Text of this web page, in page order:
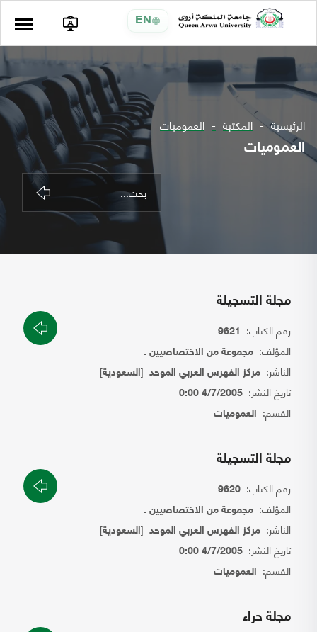
EN
الرئيسية المكتبة العموميات
العموميات
مجلة التسجيلة
رقم الكتاب: 9621
المؤلف: مجموعة من الاختصاصيين .
الناشر: مركز الفهرس العربي الموحد [السعودية]
تاريخ النشر: 4/7/2005 0:00
القسم: العموميات
مجلة التسجيلة
رقم الكتاب: 9620
المؤلف: مجموعة من الاختصاصيين .
الناشر: مركز الفهرس العربي الموحد [السعودية]
تاريخ النشر: 4/7/2005 0:00
القسم: العموميات
مجلة حراء